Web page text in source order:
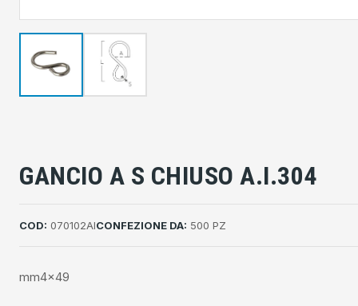
GANCIO A S CHIUSO A.I.304
COD: 070102AICONFEZIONE DA: 500 PZ
mm4x49